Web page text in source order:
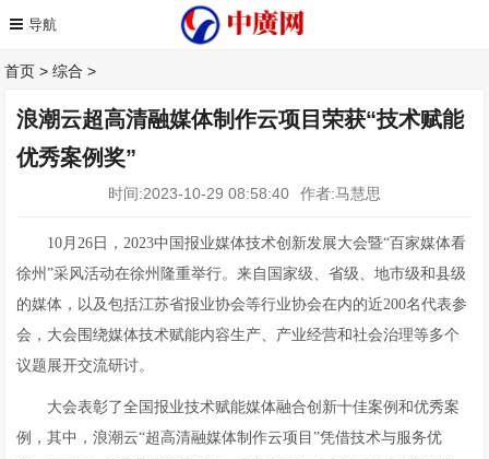
首页 >综合 >
浪潮云超高清融媒体制作云项目荣获“技术赋能
优秀案例奖”
时间:2023-10-29 08:58:40 作者:马慧思
10月26日，2023中国报业媒体技术创新发展大会暨“百家媒体看
徐州”采风活动在徐州隆重举行。来自国家级、省级、地市级和县级
的媒体，以及包括江苏省报业协会等行业协会在内的近200名代表参
会，大会围绕媒体技术赋能内容生产、产业经营和社会治理等多个
议题展开交流研讨。
大会表彰了全国报业技术赋能媒体融合创新十佳案例和优秀案
例，其中，浪潮云“超高清融媒体制作云项目”凭借技术与服务优